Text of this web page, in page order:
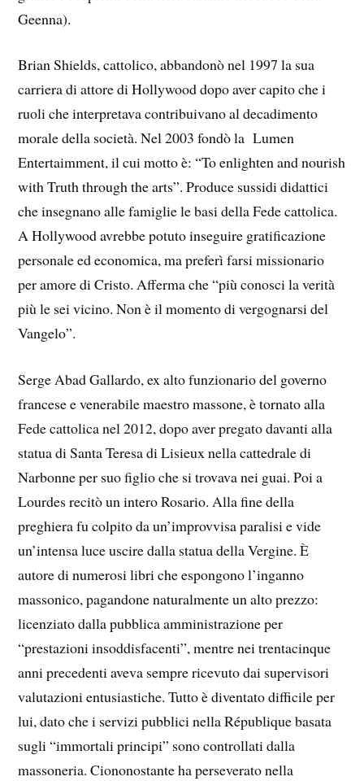
Geenna).
Brian Shields, cattolico, abbandonò nel 1997 la sua
carriera di attore di Hollywood dopo aver capito che i
ruoli che interpretava contribuivano al decadimento
morale della società. Nel 2003 fondò la Lumen
Entertaimment, il cui motto è: “To enlighten and nourish
with Truth through the arts”. Produce sussidi didattici
che insegnano alle famiglie le basi della Fede cattolica.
A Hollywood avrebbe potuto inseguire gratificazione
personale ed economica, ma preferì farsi missionario
per amore di Cristo. Afferma che “più conosci la verità
più le sei vicino. Non è il momento di vergognarsi del
Vangelo”.
Serge Abad Gallardo, ex alto funzionario del governo
francese e venerabile maestro massone, è tornato alla
Fede cattolica nel 2012, dopo aver pregato davanti alla
statua di Santa Teresa di Lisieux nella cattedrale di
Narbonne per suo figlio che si trovava nei guai. Poi a
Lourdes recitò un intero Rosario. Alla fine della
preghiera fu colpito da un’improvvisa paralisi e vide
un’intensa luce uscire dalla statua della Vergine. È
autore di numerosi libri che espongono l’inganno
massonico, pagandone naturalmente un alto prezzo:
licenziato dalla pubblica amministrazione per
“prestazioni insoddisfacenti”, mentre nei trentacinque
anni precedenti aveva sempre ricevuto dai supervisori
valutazioni entusiastiche. Tutto è diventato difficile per
lui, dato che i servizi pubblici nella République basata
sugli “immortali principi” sono controllati dalla
massoneria. Ciononostante ha perseverato nella